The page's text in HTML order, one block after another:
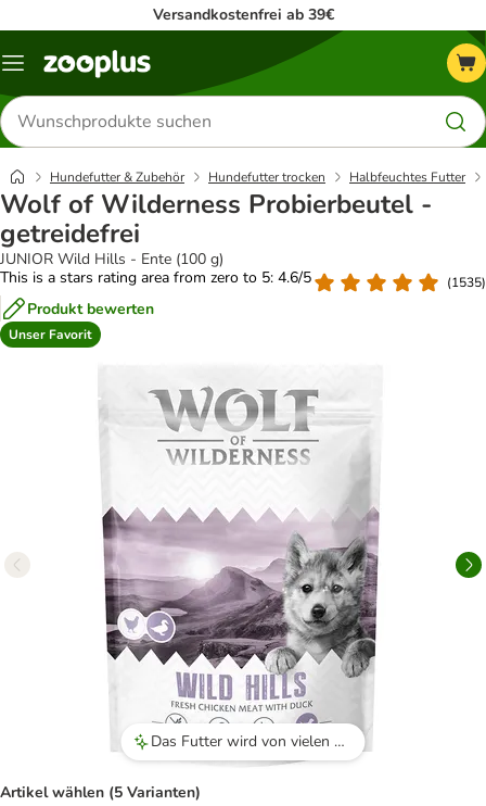
Versandkostenfrei ab 39€
Menü
Produkte
suchen
Hundefutter & Zubehör Hundefutter trocken Halbfeuchtes Futter
Wolf of Wilderness Probierbeutel -
getreidefrei
JUNIOR Wild Hills - Ente (100 g)
This is a stars rating area from zero to 5: 4.6/5
(1535)
Produkt bewerten
Unser Favorit
Das Futter wird von vielen Hunden gerne angenommen, sei es als Hauptmahlzeit oder als Leckerli beim Training.
Artikel wählen (5 Varianten)